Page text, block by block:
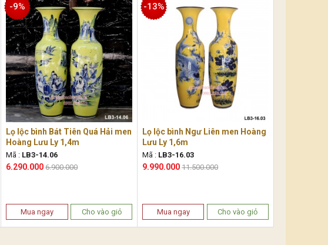
Lọ lộc bình Bát Tiên Quá Hải men
Hoàng Lưu Ly 1,4m
Mã : LB3-14.06
6.290.000
-9%
6.900.000
Mua ngay Cho vào giỏ
Lọ lộc bình Ngư Liên men Hoàng
Lưu Ly 1,6m
Mã : LB3-16.03
9.990.000
-13%
11.500.000
Mua ngay Cho vào giỏ